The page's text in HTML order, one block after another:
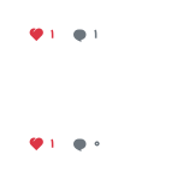
۱ ۱
۰ ۱